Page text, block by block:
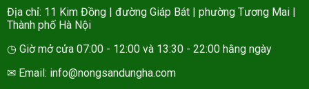
Địa chỉ: 11 Kim Đồng | đường Giáp Bát | phường Tương Mai |
Thành phố Hà Nội
◷ Giờ mở cửa 07:00 - 12:00 và 13:30 - 22:00 hằng ngày
✉ Email: info@nongsandungha.com